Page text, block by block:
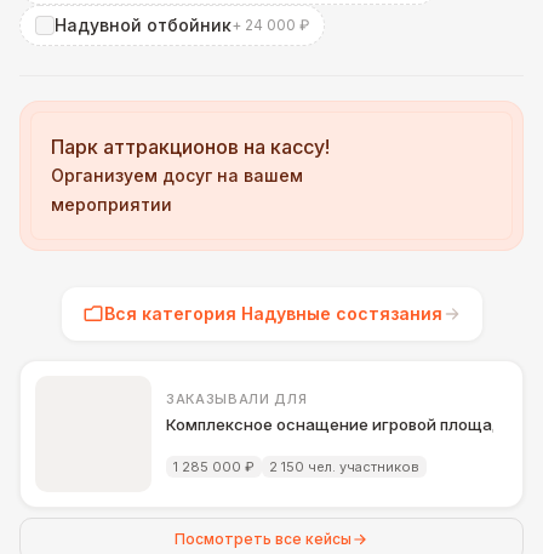
Надувной отбойник+ 24 000 ₽
Парк аттракционов на кассу!
Организуем досуг на вашем
мероприятии
Вся категория Надувные состязания
ЗАКАЗЫВАЛИ ДЛЯ
Комплексное оснащение игровой площадки
1 285 000 ₽ 2 150 чел. участников
Посмотреть все кейсы